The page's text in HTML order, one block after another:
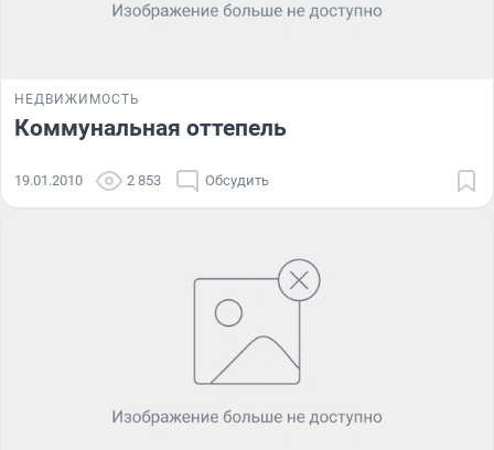
НЕДВИЖИМОСТЬ
Коммунальная оттепель
19.01.2010 2 853 Обсудить